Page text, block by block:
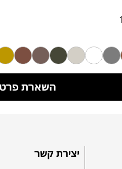
השארת
יצירת קשר